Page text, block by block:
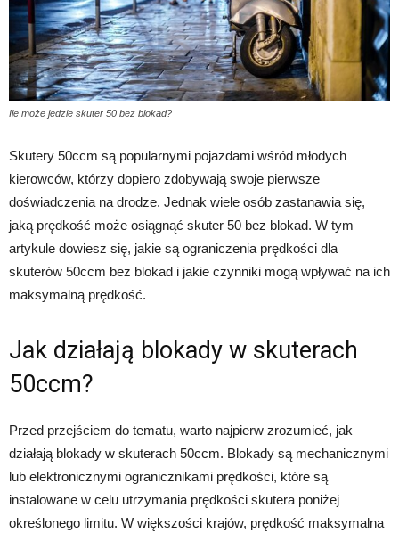
Ile może jedzie skuter 50 bez blokad?
Skutery 50ccm są popularnymi pojazdami wśród młodych
kierowców, którzy dopiero zdobywają swoje pierwsze
doświadczenia na drodze. Jednak wiele osób zastanawia się,
jaką prędkość może osiągnąć skuter 50 bez blokad. W tym
artykule dowiesz się, jakie są ograniczenia prędkości dla
skuterów 50ccm bez blokad i jakie czynniki mogą wpływać na ich
maksymalną prędkość.
Jak działają blokady w skuterach
50ccm?
Przed przejściem do tematu, warto najpierw zrozumieć, jak
działają blokady w skuterach 50ccm. Blokady są mechanicznymi
lub elektronicznymi ogranicznikami prędkości, które są
instalowane w celu utrzymania prędkości skutera poniżej
określonego limitu. W większości krajów, prędkość maksymalna